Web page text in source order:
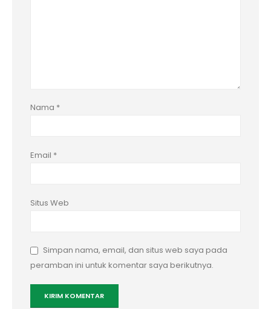
Nama *
Email *
Situs Web
Simpan nama, email, dan situs web saya pada
peramban ini untuk komentar saya berikutnya.